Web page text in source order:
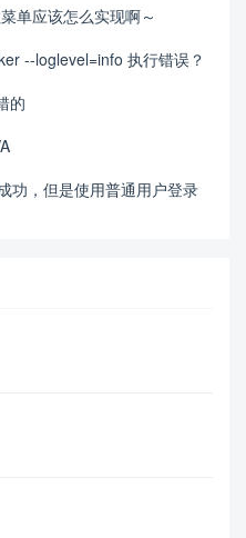
单应该怎么实现啊～
--loglevel=info 执行错误？
的
功，但是使用普通用户登录